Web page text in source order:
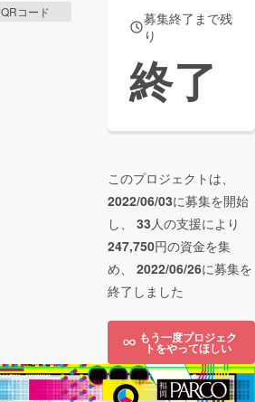
QRコード
募集終了まで残
り
終了
このプロジェクトは、
2022/06/03に募集を開始
し、 33人の支援により
247,750円の資金を集
め、 2022/06/26に募集を
終了しました
もう一度プロジェク
トをやってほしい